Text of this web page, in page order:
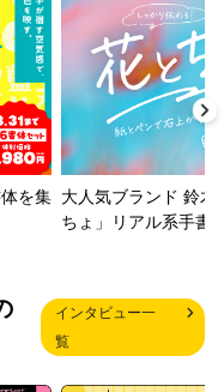
を集 大人気ブランド 鈴木
ちょ」リアル系手書
インタビュー一
覧